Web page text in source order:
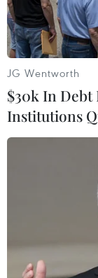
Theo dõi
TIN LIÊN
JG Wentworth
$30k In Debt
Institutions